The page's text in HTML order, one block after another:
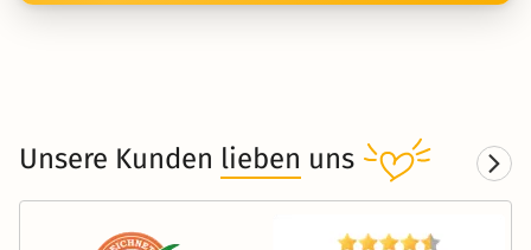
Unsere Kunden lieben uns